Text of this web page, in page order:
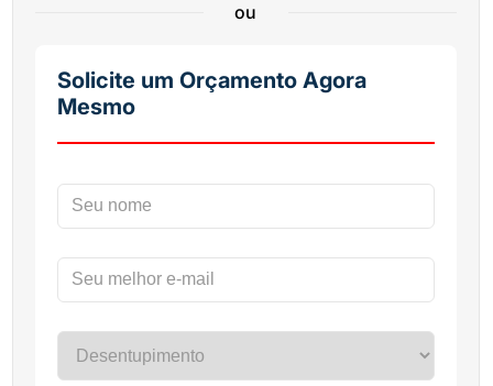
ou
Solicite um Orçamento Agora
Mesmo